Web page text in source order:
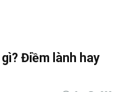
Điềm lành hay